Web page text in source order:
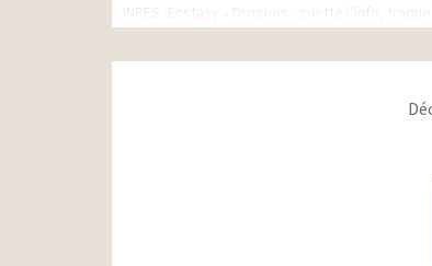
INPES -Ecstasy « Drogues : guette l’info, traque